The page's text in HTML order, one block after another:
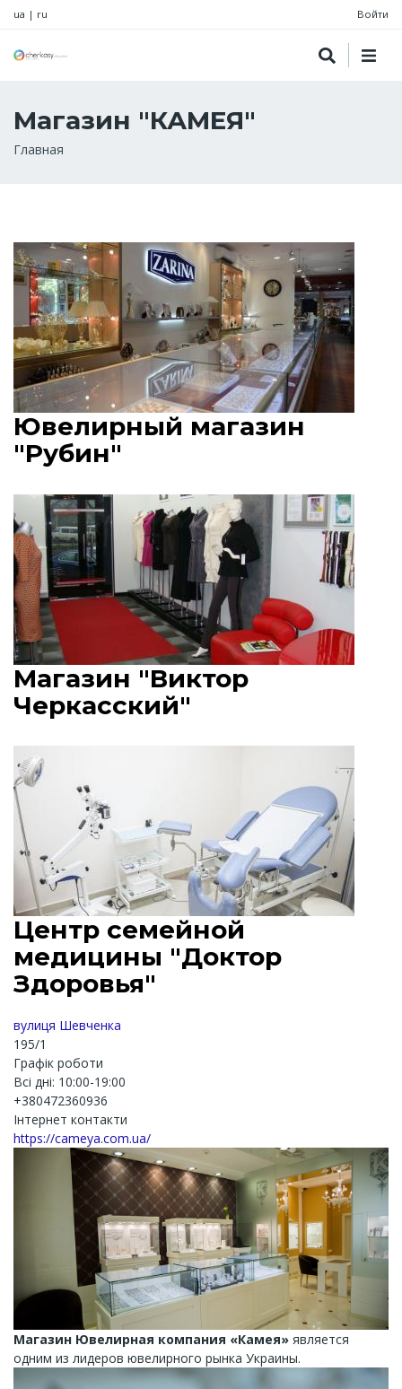
ua | ru Войти
Магазин "КАМЕЯ"
Строка
Главная
Ювелирный магазин
"Рубин"
Магазин "Виктор
Черкасский"
Центр семейной
медицины "Доктор
Здоровья"
вулиця Шевченка
195/1
Графік роботи
Всі дні: 10:00-19:00
+380472360936
Інтернет контакти
https://cameya.com.ua/
Магазин Ювелирная компания «Камея» является
одним из лидеров ювелирного рынка Украины.